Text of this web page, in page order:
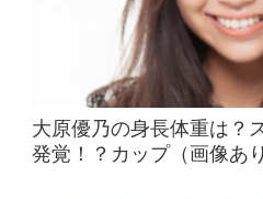
大原優乃の身長体重は？
発覚！？カップ（画像あり